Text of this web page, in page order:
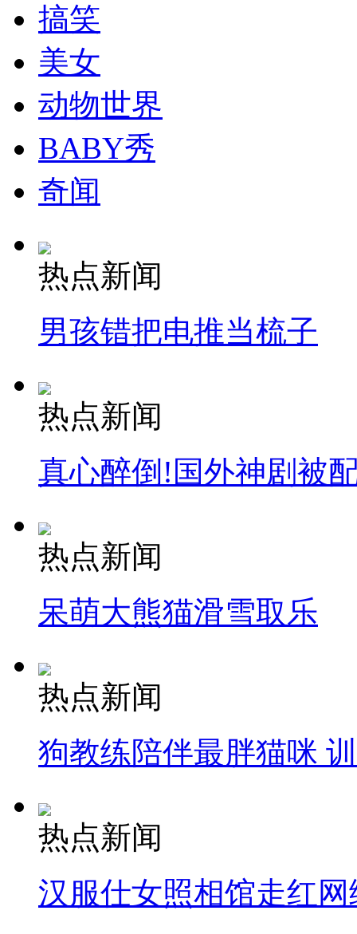
消防员救轻生者
纽约上演“枕头大战”
司机酒驾遇交警 急速倒车逃窜
搞笑
美女
动物世界
BABY秀
奇闻
热点新闻
男孩错把电推当梳子
热点新闻
真心醉倒!国外神剧被
热点新闻
呆萌大熊猫滑雪取乐
热点新闻
狗教练陪伴最胖猫咪
热点新闻
汉服仕女照相馆走红网